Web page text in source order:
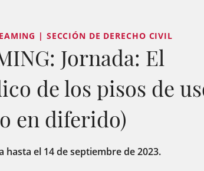
| SECCIÓN DE DERECHO CIVIL
Jornada: El
de los pisos de
en diferido)
el 14 de septiembre de 2023.